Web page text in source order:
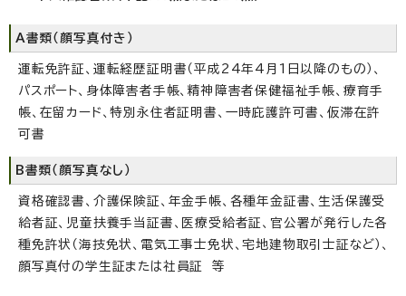
A書類（顔写真付き）
運転免許証、運転経歴証明書（平成24年4月1日以降のもの）、
パスポート、身体障害者手帳、精神障害者保健福祉手帳、療育手
帳、在留カード、特別永住者証明書、一時庇護許可書、仮滞在許
可書
B書類（顔写真なし）
資格確認書、介護保険証、年金手帳、各種年金証書、生活保護受
給者証、児童扶養手当証書、医療受給者証、官公署が発行した各
種免許状（海技免状、電気工事士免状、宅地建物取引士証など）、
顔写真付の学生証または社員証 等